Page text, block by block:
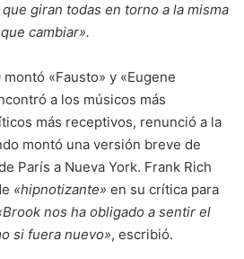
giran todas en torno a la misma
cambiar».
«Fausto» y «Eugene
a los músicos más
más receptivos, renunció a la
montó una versión breve de
París a Nueva York. Frank Rich
«hipnotizante» en su crítica para
nos ha obligado a sentir el
si fuera nuevo», escribió.